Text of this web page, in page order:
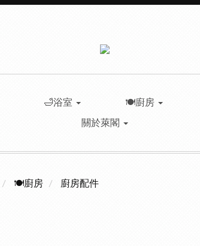
🛁浴室 🍽️廚房
關於萊閣
🍽️廚房 廚房配件